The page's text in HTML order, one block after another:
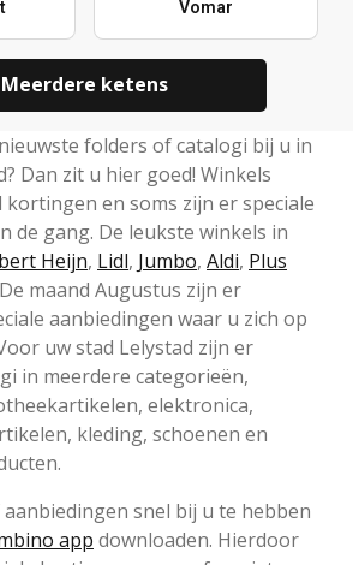
Vomar
Meerdere ketens
folders of catalogi bij u in
Dan zit u hier goed! Winkels
en soms zijn er speciale
de gang. De leukste winkels in
Heijn, Lidl, Jumbo, Aldi, Plus
maand Augustus zijn er
aanbiedingen waar u zich op
uw stad Lelystad zijn er
in meerdere categorieën,
elektronica,
kleding, schoenen en
snel bij u te hebben
app downloaden. Hierdoor